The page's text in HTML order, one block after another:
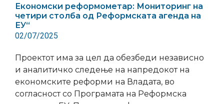
Економски реформометар: Мониторинг на
четири столба од Реформската агенда на
ЕУ“
02/07/2025
Проектот има за цел да обезбеди независно
и аналитичко следење на напредокот на
економските реформи на Владата, во
согласност со Програмата на Реформска